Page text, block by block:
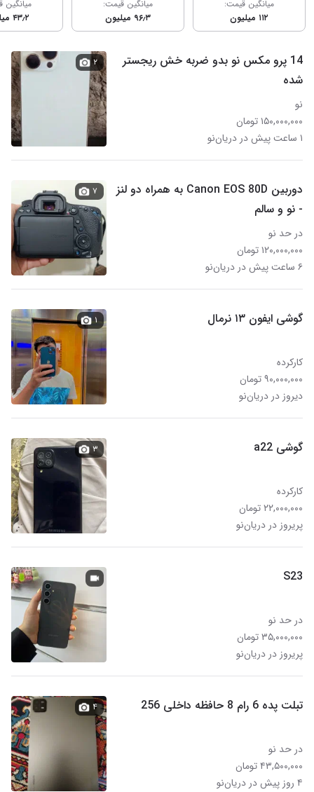
میانگین قیمت:
۱۱۲ میلیون
میانگین قیمت:
۹۶٫۳ میلیون
۴۳٫۲ میلیون
14 پرو مکس نو بدو ضربه خش ریجستر
شده
نو
۱۵۰,۰۰۰,۰۰۰ تومان
۱ ساعت پیش در دریان‌نو
۲
دوربین Canon EOS 80D به همراه دو لنز
- نو و سالم
در حد نو
۱۲۰,۰۰۰,۰۰۰ تومان
۶ ساعت پیش در دریان‌نو
۷
گوشی ایفون ۱۳ نرمال
کارکرده
۹۰,۰۰۰,۰۰۰ تومان
دیروز در دریان‌نو
۱
گوشی a22
کارکرده
۲۲,۰۰۰,۰۰۰ تومان
پریروز در دریان‌نو
۳
S23
در حد نو
۳۵,۰۰۰,۰۰۰ تومان
پریروز در دریان‌نو
تبلت پده 6 رام 8 حافظه داخلی 256
در حد نو
۴۳,۵۰۰,۰۰۰ تومان
۴ روز پیش در دریان‌نو
۴